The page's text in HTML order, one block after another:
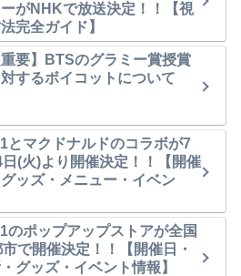
がNHKで放送決定！！【視
完全ガイド】
重要】BTSのグラミー賞授賞
するボイコットについて
とマクドナルドのコラボが7
日(火)より開催決定！！【開催
グッズ・メニュー・イベン
のポップアップストアが全国
で開催決定！！【開催日・
グッズ・イベント情報】